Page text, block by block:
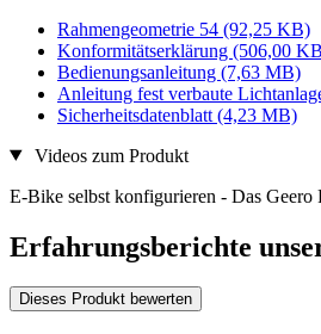
Rahmengeometrie 54 (92,25 KB)
Konformitätserklärung (506,00
Bedienungsanleitung (7,63 MB)
Anleitung fest verbaute
Sicherheitsdatenblatt (4,23 MB)
Videos zum Produkt
E-Bike selbst konfigurieren - Das Geero
Erfahrungsberichte
Dieses Produkt bewerten